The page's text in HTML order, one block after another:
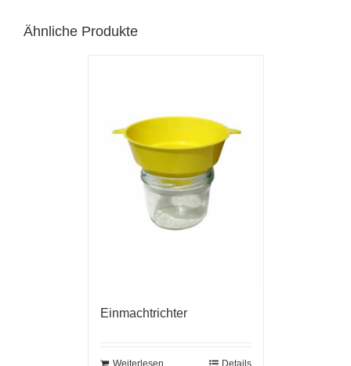
Ähnliche Produkte
Einmachtrichter
Weiterlesen Details